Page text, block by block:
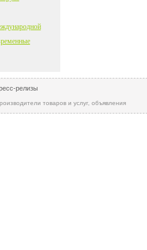
релизы
товаров и услуг, объявления